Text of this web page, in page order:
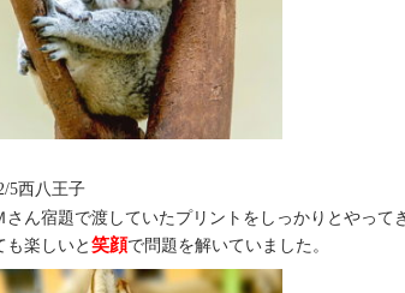
5西八王子
さん宿題で渡していたプリントをしっかりとやって
も楽しいと笑顔で問題を解いていました。